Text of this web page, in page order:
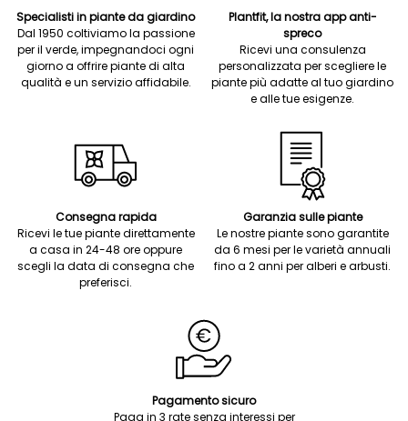
Specialisti in piante da giardino
Dal 1950 coltiviamo la passione
per il verde, impegnandoci ogni
giorno a offrire piante di alta
qualità e un servizio affidabile.
Plantfit, la nostra app anti-
spreco
Ricevi una consulenza
personalizzata per scegliere le
piante più adatte al tuo giardino
e alle tue esigenze.
Consegna rapida
Ricevi le tue piante direttamente
a casa in 24-48 ore oppure
scegli la data di consegna che
preferisci.
Garanzia sulle piante
Le nostre piante sono garantite
da 6 mesi per le varietà annuali
fino a 2 anni per alberi e arbusti.
Pagamento sicuro
Paga in 3 rate senza interessi per